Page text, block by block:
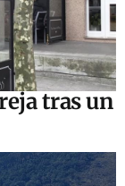
tras un